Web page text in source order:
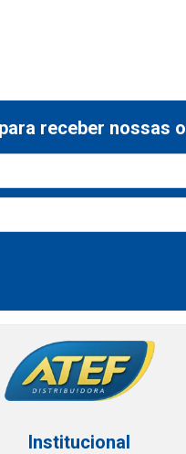
receber nossas
Institucional